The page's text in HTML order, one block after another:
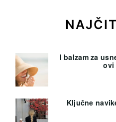
I balzam za
ovi
Ključne